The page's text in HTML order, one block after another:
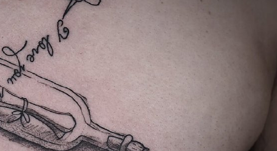
词即可自助查询相关纹身图文信息，或回复“１”访